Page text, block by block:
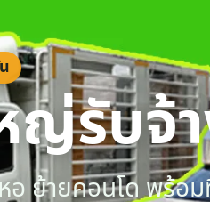
ญ่รับจ้
อ ย้ายคอนโด พร้อ